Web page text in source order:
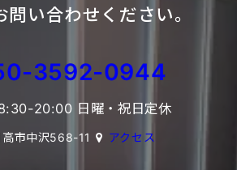
問い合わせください。
3592-0944
20:00 日曜・祝日定休
高市中沢568-11 アクセス